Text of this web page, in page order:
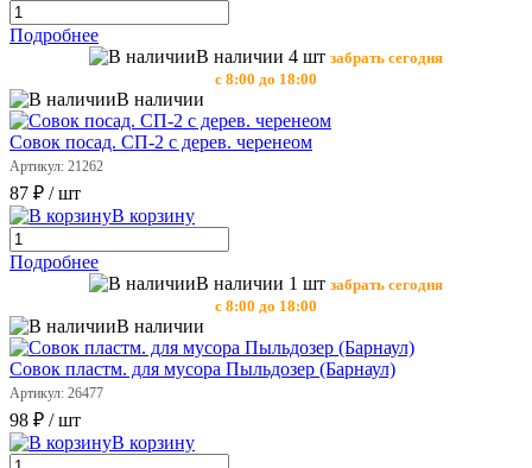
Подробнее
В наличии 4 шт забрать сегодня
с 8:00 до 18:00
В наличии
Совок посад. СП-2 с дерев. черенеом
Артикул: 21262
87 ₽ / шт
В корзину
Подробнее
В наличии 1 шт забрать сегодня
с 8:00 до 18:00
В наличии
Совок пластм. для мусора Пыльдозер (Барнаул)
Артикул: 26477
98 ₽ / шт
В корзину